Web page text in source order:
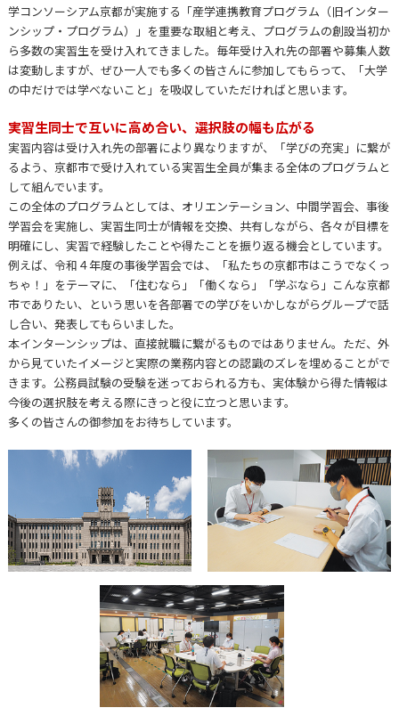
学コンソーシアム京都が実施する「産学連携教育プログラム（旧インター
ンシップ・プログラム）」を重要な取組と考え、プログラムの創設当初か
ら多数の実習生を受け入れてきました。毎年受け入れ先の部署や募集人数
は変動しますが、ぜひ一人でも多くの皆さんに参加してもらって、「大学
の中だけでは学べないこと」を吸収していただければと思います。
実習生同士で互いに高め合い、選択肢の幅も広がる
実習内容は受け入れ先の部署により異なりますが、「学びの充実」に繋が
るよう、京都市で受け入れている実習生全員が集まる全体のプログラムと
して組んでいます。
この全体のプログラムとしては、オリエンテーション、中間学習会、事後
学習会を実施し、実習生同士が情報を交換、共有しながら、各々が目標を
明確にし、実習で経験したことや得たことを振り返る機会としています。
例えば、令和４年度の事後学習会では、「私たちの京都市はこうでなくっ
ちゃ！」をテーマに、「住むなら」「働くなら」「学ぶなら」こんな京都
市でありたい、という思いを各部署での学びをいかしながらグループで話
し合い、発表してもらいました。
本インターンシップは、直接就職に繋がるものではありません。ただ、外
から見ていたイメージと実際の業務内容との認識のズレを埋めることがで
きます。公務員試験の受験を迷っておられる方も、実体験から得た情報は
今後の選択肢を考える際にきっと役に立つと思います。
多くの皆さんの御参加をお待ちしています。